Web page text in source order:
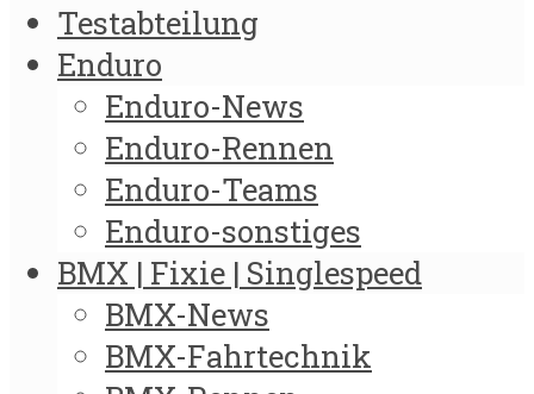
Testabteilung
Enduro
Enduro-News
Enduro-Rennen
Enduro-Teams
Enduro-sonstiges
BMX | Fixie | Singlespeed
BMX-News
BMX-Fahrtechnik